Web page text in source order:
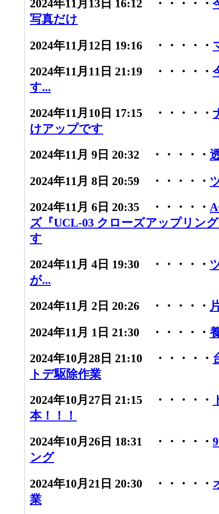
2024年11月13日 16:12 ・・・・・
写真だけ
2024年11月12日 19:16 ・・・・・
2024年11月11日 21:19 ・・・・・
す...
2024年11月10日 17:15 ・・・・・
けアップです
2024年11月 9日 20:32 ・・・・・
2024年11月 8日 20:59 ・・・・・
2024年11月 6日 20:35 ・・・・・
ズ『UCL-03 クローズアップリン
す
2024年11月 4日 19:30 ・・・・・
が...
2024年11月 2日 20:26 ・・・・・
2024年11月 1日 21:30 ・・・・・
2024年10月28日 21:10 ・・・・・
トデ駆除作業
2024年10月27日 21:15 ・・・・・
本！！！
2024年10月26日 18:31 ・・・・・
ング
2024年10月21日 20:30 ・・・・・
業